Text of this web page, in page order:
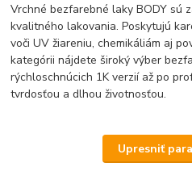
Vrchné bezfarebné laky BODY sú
kvalitného lakovania. Poskytujú
voči UV žiareniu, chemikáliám aj
kategórii nájdete široký výber
rýchloschnúcich 1K verzií až po
tvrdosťou a dlhou životnosťou.
Upresniť